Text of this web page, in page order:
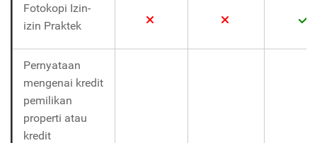
Fotokopi Izin-
izin Praktek
Pernyataan
mengenai kredit
pemilikan
properti atau
kredit